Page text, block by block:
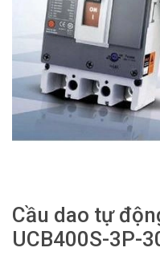
Cầu dao tự
UCB400S-3P-